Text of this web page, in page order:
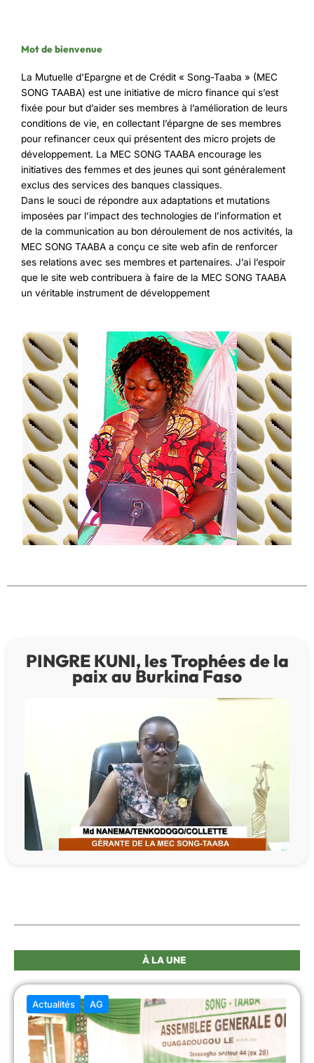
o
k
r
e
Mot de bienvenue
La Mutuelle d’Epargne et de Crédit « Song-Taaba » (MEC
SONG TAABA) est une initiative de micro finance qui s’est
fixée pour but d’aider ses membres à l’amélioration de leurs
conditions de vie, en collectant l’épargne de ses membres
pour refinancer ceux qui présentent des micro projets de
développement. La MEC SONG TAABA encourage les
initiatives des femmes et des jeunes qui sont généralement
exclus des services des banques classiques.
Dans le souci de répondre aux adaptations et mutations
imposées par l’impact des technologies de l’information et
de la communication au bon déroulement de nos activités, la
MEC SONG TAABA a conçu ce site web afin de renforcer
ses relations avec ses membres et partenaires. J’ai l’espoir
que le site web contribuera à faire de la MEC SONG TAABA
un véritable instrument de développement
PINGRE KUNI, les Trophées de la
paix au Burkina Faso
À LA UNE
Actualités AG